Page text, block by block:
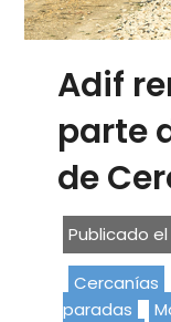
Adif
parte
de
Publicado el
Cercanías
paradas